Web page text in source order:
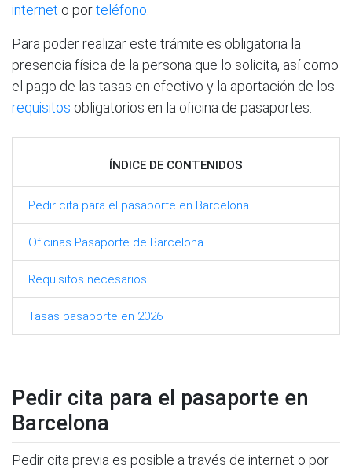
internet o porteléfono
Para poder realizar este trámite es obligatoria la
presencia física de la persona que lo solicita, así como
el pago de las tasas en efectivo y la aportación de los
requisitos obligatorios en la oficina de pasaportes.
ÍNDICE DE CONTENIDOS
Pedir cita para el pasaporte en Barcelona
Oficinas Pasaporte de Barcelona
Requisitos necesarios
Tasas pasaporte en 2026
Pedir cita para el pasaporte en
Barcelona
Pedir cita previa es posible a través de internet o por